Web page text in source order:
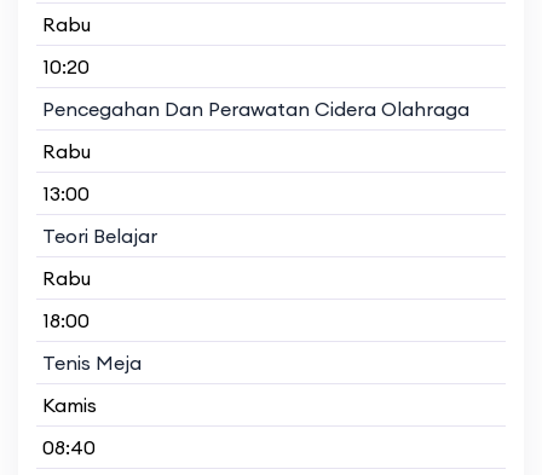
Rabu
10:20
Pencegahan Dan Perawatan Cidera Olahraga
Rabu
13:00
Teori Belajar
Rabu
18:00
Tenis Meja
Kamis
08:40